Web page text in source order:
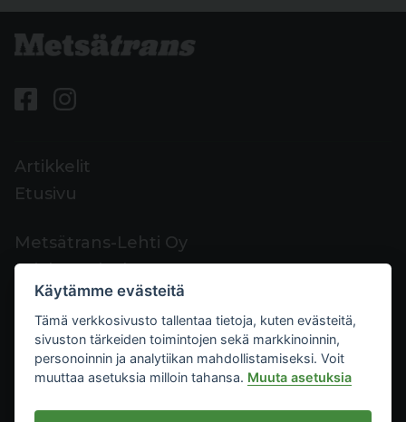
Artikkelit
Etusivu
Metsätrans-Lehti Oy
Asiakaspalvelu
Yhteystiedot
Palaute
Mediakortti
Käytämme evästeitä
Tämä verkkosivusto tallentaa tietoja, kuten evästeitä,
sivuston tärkeiden toimintojen sekä markkinoinnin,
personoinnin ja analytiikan mahdollistamiseksi. Voit
muuttaa asetuksia milloin tahansa. Muuta asetuksia